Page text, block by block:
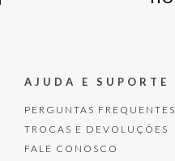
AJUDA E SUPORTE
PERGUNTAS FREQUENTES
TROCAS E DEVOLUÇÕES
FALE CONOSCO